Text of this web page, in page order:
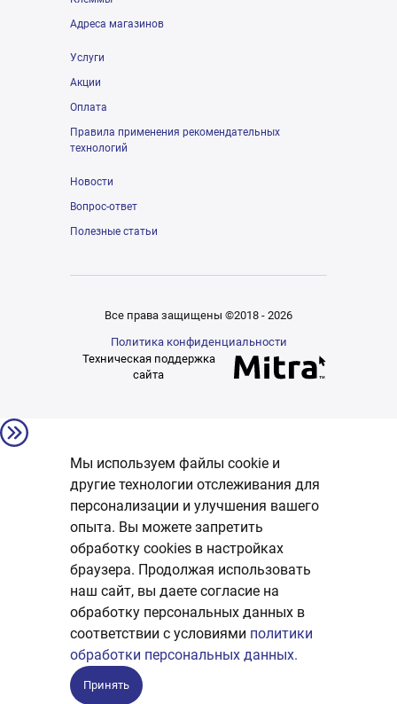
Адреса магазинов
Услуги
Акции
Оплата
Правила применения рекомендательных
технологий
Новости
Вопрос-ответ
Полезные статьи
Все права защищены ©2018 - 2026
Политика конфиденциальности
Техническая поддержка
сайта
Мы используем файлы cookie и
другие технологии отслеживания для
персонализации и улучшения вашего
опыта. Вы можете запретить
обработку сookies в настройках
браузера. Продолжая использовать
наш сайт, вы даете согласие на
обработку персональных данных в
соответствии с условиями политики
обработки персональных данных.
Принять